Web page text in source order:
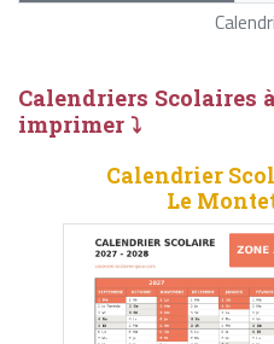
Calendriers Scolaires
imprimer ⤵
Calendrier
Le